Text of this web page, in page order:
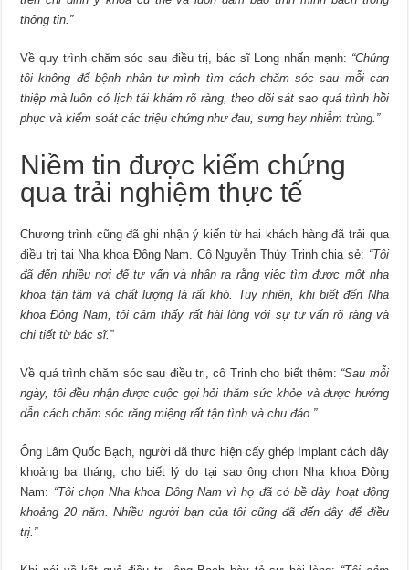
thông tin.”
Về quy trình chăm sóc sau điều trị, bác sĩ Long nhấn mạnh: “Chúng
tôi không để bệnh nhân tự mình tìm cách chăm sóc sau mỗi can
thiệp mà luôn có lịch tái khám rõ ràng, theo dõi sát sao quá trình hồi
phục và kiểm soát các triệu chứng như đau, sưng hay nhiễm trùng.”
Niềm tin được kiểm chứng
qua trải nghiệm thực tế
Chương trình cũng đã ghi nhận ý kiến từ hai khách hàng đã trải qua
điều trị tại Nha khoa Đông Nam. Cô Nguyễn Thúy Trinh chia sẻ: “Tôi
đã đến nhiều nơi để tư vấn và nhận ra rằng việc tìm được một nha
khoa tận tâm và chất lượng là rất khó. Tuy nhiên, khi biết đến Nha
khoa Đông Nam, tôi cảm thấy rất hài lòng với sự tư vấn rõ ràng và
chi tiết từ bác sĩ.”
Về quá trình chăm sóc sau điều trị, cô Trinh cho biết thêm: “Sau mỗi
ngày, tôi đều nhận được cuộc gọi hỏi thăm sức khỏe và được hướng
dẫn cách chăm sóc răng miệng rất tận tình và chu đáo.”
Ông Lâm Quốc Bạch, người đã thực hiện cấy ghép Implant cách đây
khoảng ba tháng, cho biết lý do tại sao ông chọn Nha khoa Đông
Nam: “Tôi chọn Nha khoa Đông Nam vì họ đã có bề dày hoạt động
khoảng 20 năm. Nhiều người bạn của tôi cũng đã đến đây để điều
trị.”